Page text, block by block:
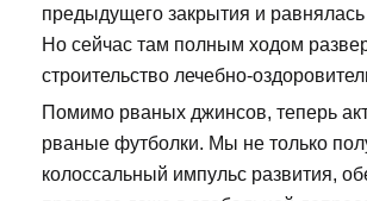
предыдущего закрытия и
Но сейчас там полным ходом
строительство лечебно-
Помимо рваных джинсов, теперь
рваные футболки. Мы не только
колоссальный импульс развития,